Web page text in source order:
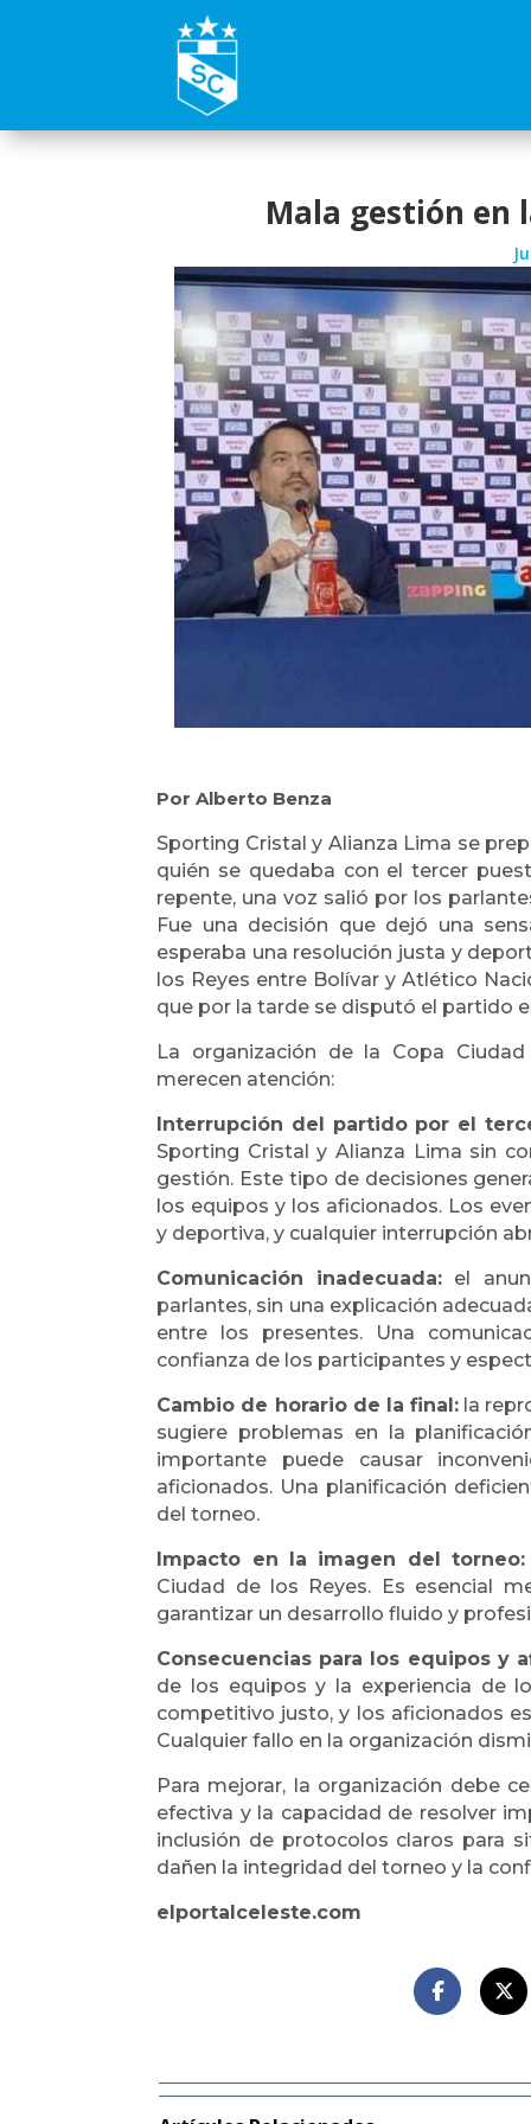
Mala gestión en
Por Alberto Benza
Sporting Cristal y Alianza Lima se
quién se quedaba con el tercer
repente, una voz salió por los
Fue una decisión que dejó una
esperaba una resolución justa y
los Reyes entre Bolívar y Atlético
que por la tarde se disputó el partido
La organización de la Copa
merecen atención:
Interrupción del partido por el
Sporting Cristal y Alianza Lima sin
gestión. Este tipo de decisiones
los equipos y los aficionados. Los
y deportiva, y cualquier interrupción
Comunicación inadecuada: e l
parlantes, sin una explicación
entre los presentes. Una
confianza de los participantes y
Cambio de horario de la final: a
sugiere problemas en la
importante puede causar
aficionados. Una planificación
del torneo.
Impacto en la imagen del torneo:
Ciudad de los Reyes. Es esencial
garantizar un desarrollo fluido y
Consecuencias para los equipos y
de los equipos y la experiencia de
competitivo justo, y los aficionados
Cualquier fallo en la organización
Para mejorar, la organización debe
efectiva y la capacidad de resolver
inclusión de protocolos claros para
dañen la integridad del torneo y la
elportalceleste.com